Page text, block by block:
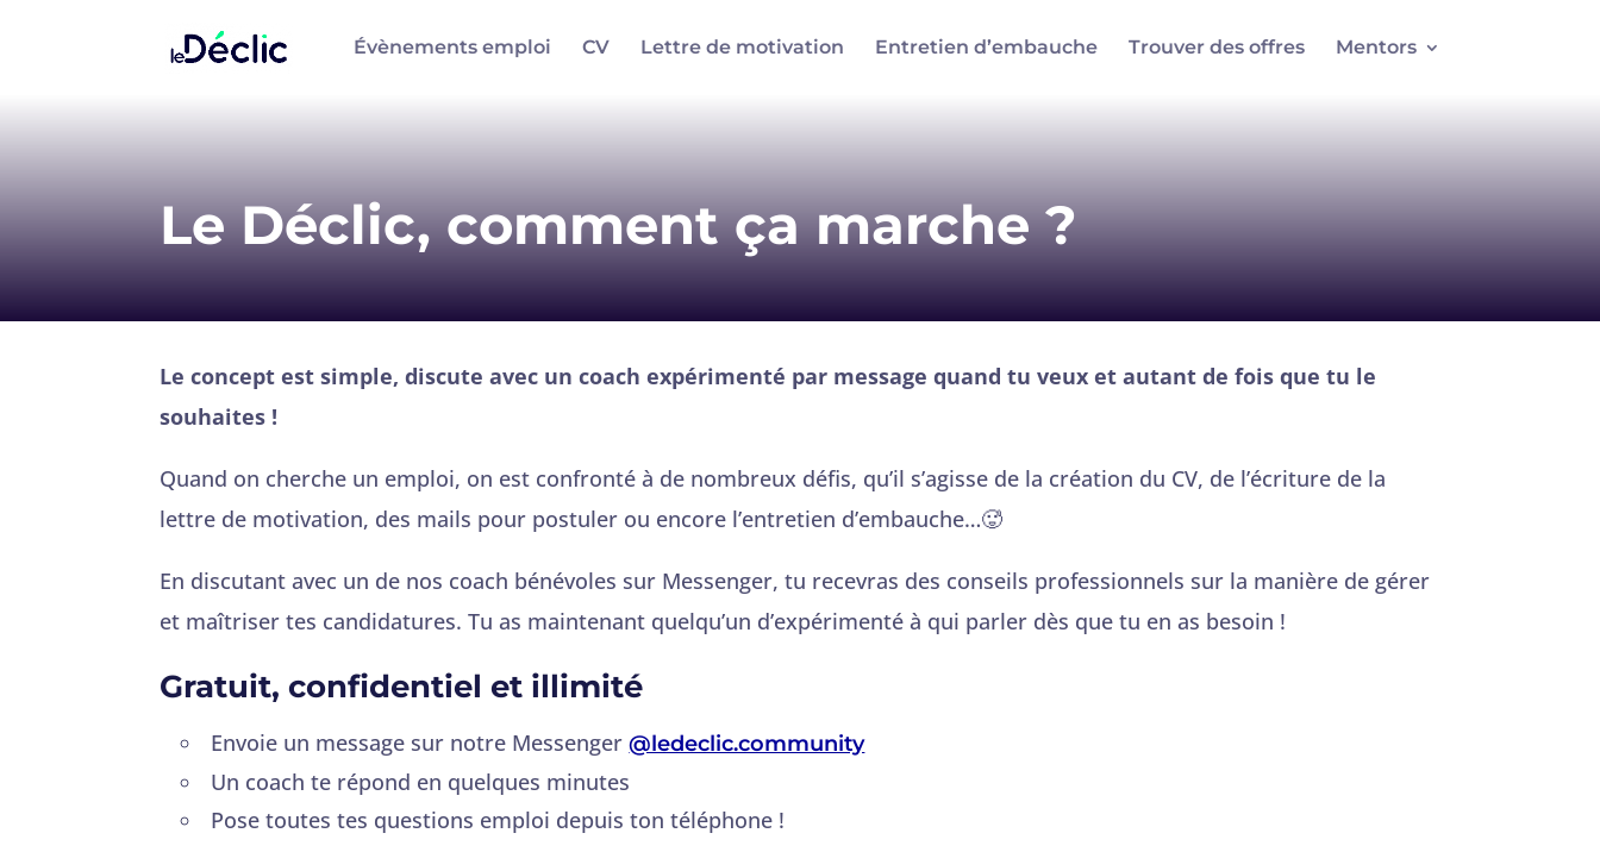
Évènements emploi CV Lettre de motivation Entretien d’embauche Trouver des offres Mentors
Le Déclic, comment ça marche ?
Le concept est simple, discute avec un coach expérimenté par message quand tu veux et autant de fois que tu le
souhaites !
Quand on cherche un emploi, on est confronté à de nombreux défis, qu’il s’agisse de la création du CV, de l’écriture de la
lettre de motivation, des mails pour postuler ou encore l’entretien d’embauche…🥵
En discutant avec un de nos coach bénévoles sur Messenger, tu recevras des conseils professionnels sur la manière de gérer
et maîtriser tes candidatures. Tu as maintenant quelqu’un d’expérimenté à qui parler dès que tu en as besoin !
Gratuit, confidentiel et illimité
Envoie un message sur notre Messenger@ledeclic.community
Un coach te répond en quelques minutes
Pose toutes tes questions emploi depuis ton téléphone !